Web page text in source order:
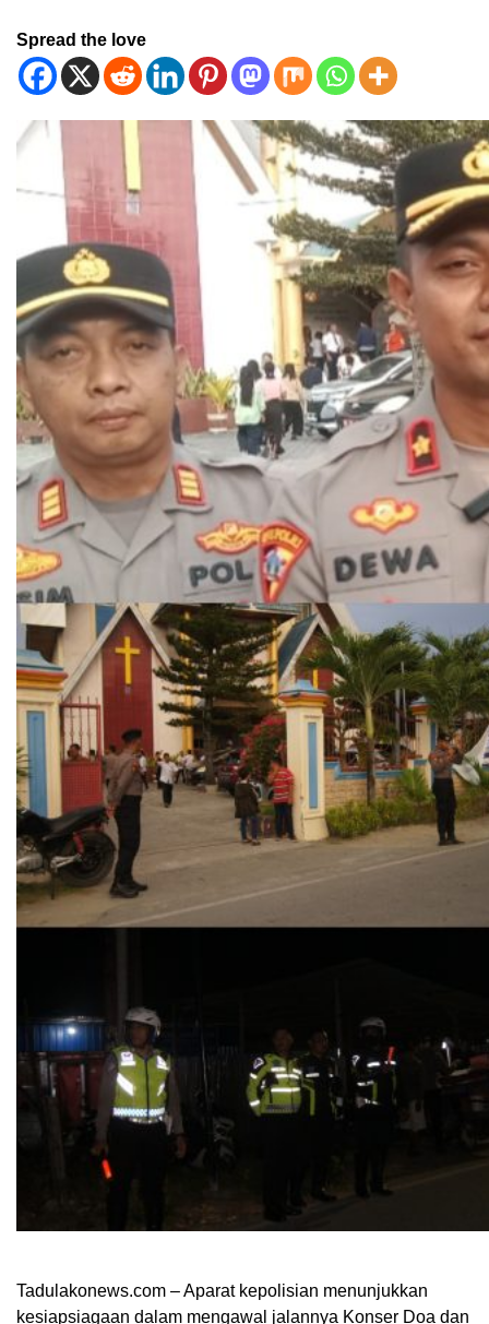
Spread the love
Tadulakonews.com – Aparat kepolisian menunjukkan
kesiapsiagaan dalam mengawal jalannya Konser Doa dan